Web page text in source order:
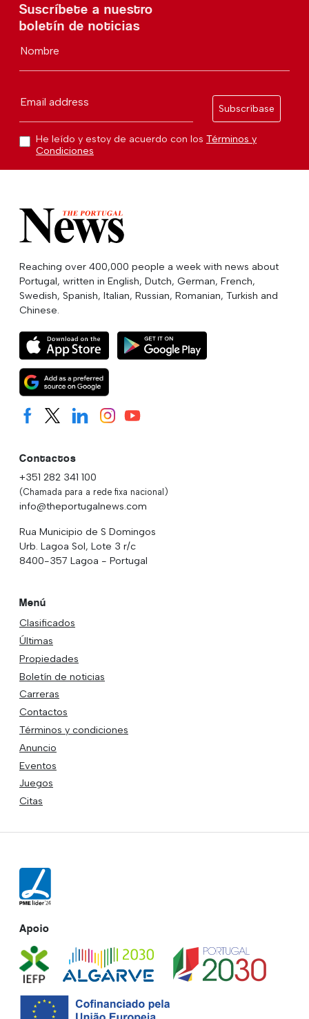
Suscríbete a nuestro
boletín de noticias
Nombre
Email address
Subscríbase
He leído y estoy de acuerdo con los Términos y
Condiciones
Reaching over 400,000 people a week with news about
Portugal, written in English, Dutch, German, French,
Swedish, Spanish, Italian, Russian, Romanian, Turkish and
Chinese.
Contactos
+351 282 341 100
(Chamada para a rede fixa nacional)
info@theportugalnews.com
Rua Municipio de S Domingos
Urb. Lagoa Sol, Lote 3 r/c
8400-357 Lagoa - Portugal
Menú
Clasificados
Últimas
Propiedades
Boletín de noticias
Carreras
Contactos
Términos y condiciones
Anuncio
Eventos
Juegos
Citas
Apoio